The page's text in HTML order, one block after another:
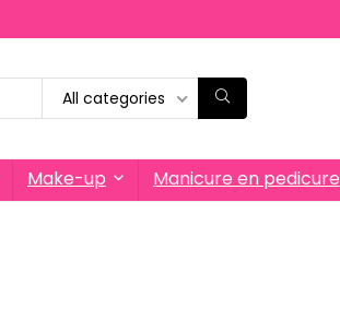
All categories
Make-up Manicure en pedicure